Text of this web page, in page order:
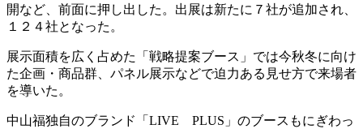
開など、前面に押し出した。出展は新たに７社が追加され、
１２４社となった。
展示面積を広く占めた「戦略提案ブース」では今秋冬に向け
た企画・商品群、パネル展示などで迫力ある見せ方で来場者
を導いた。
中山福独自のブランド「LIVE PLUS」のブースもにぎわっ